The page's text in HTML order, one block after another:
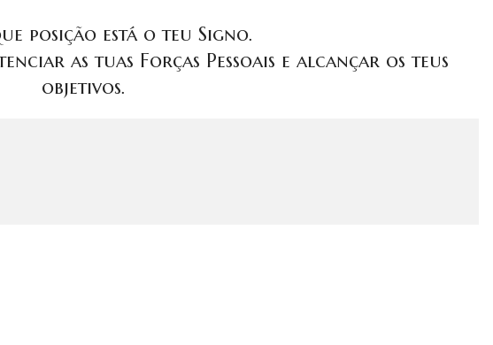
posição está o teu Signo.
as tuas Forças Pessoais e alcançar os teus
objetivos.